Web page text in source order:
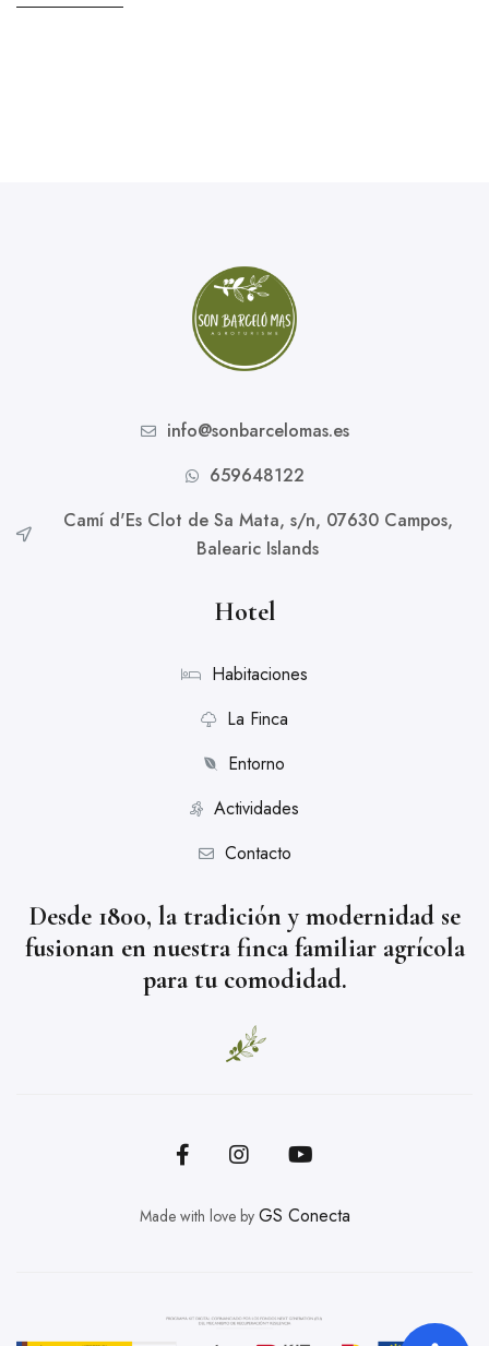
info@sonbarcelomas.es
659648122
Camí d'Es Clot de Sa Mata, s/n, 07630 Campos,
Balearic Islands
Hotel
Habitaciones
La Finca
Entorno
Actividades
Contacto
Desde 1800, la tradición y modernidad se
fusionan en nuestra finca familiar agrícola
para tu comodidad.
Made with love by GS Conecta